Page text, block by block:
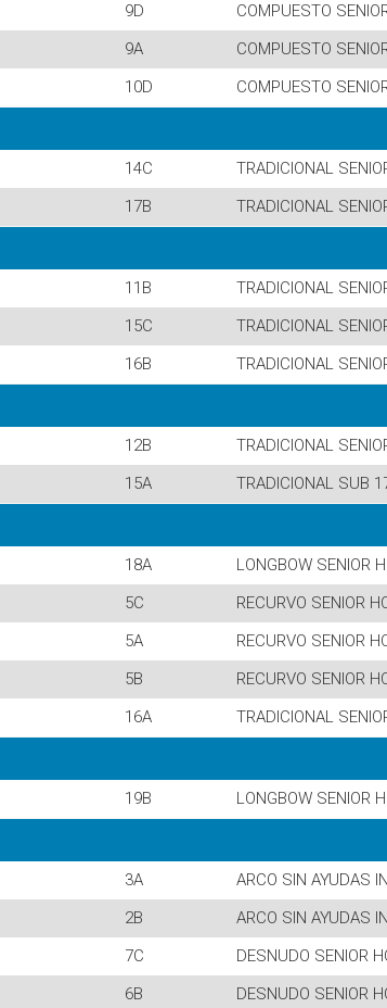
9D COMPUESTO
9A COMPUESTO
10D COMPUESTO
14C TRADICIONAL
17B TRADICIONAL
11B TRADICIONAL
15C TRADICIONAL
16B TRADICIONAL
12B TRADICIONAL
15A TRADICIONAL SUB
18A LONGBOW SENIOR
5C RECURVO SENIOR
5A RECURVO SENIOR
5B RECURVO SENIOR
16A TRADICIONAL
19B LONGBOW SENIOR
3A ARCO SIN AYUDAS
2B ARCO SIN AYUDAS
7C DESNUDO SENIOR
6B DESNUDO SENIOR